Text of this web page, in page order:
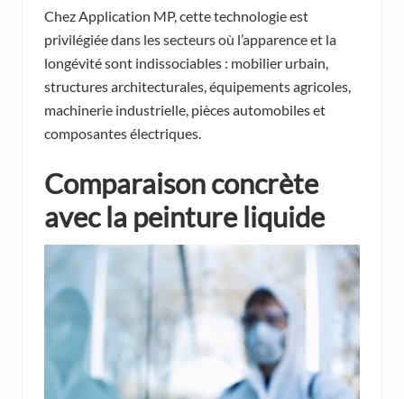
Chez Application MP, cette technologie est
privilégiée dans les secteurs où l’apparence et la
longévité sont indissociables : mobilier urbain,
structures architecturales, équipements agricoles,
machinerie industrielle, pièces automobiles et
composantes électriques.
Comparaison concrète
avec la peinture liquide